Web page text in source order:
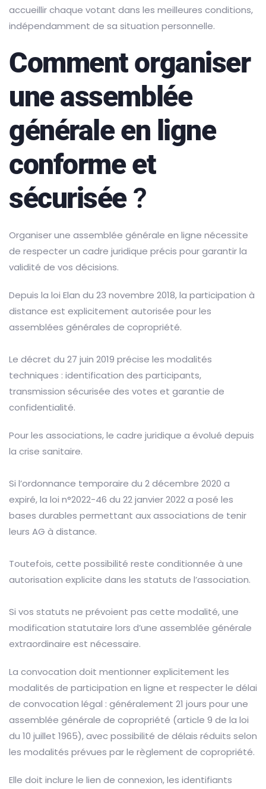
accueillir chaque votant dans les meilleures conditions,
indépendamment de sa situation personnelle.
Comment organiser
une assemblée
générale en ligne
conforme et
sécurisée?
Organiser une assemblée générale en ligne nécessite
de respecter un cadre juridique précis pour garantir la
validité de vos décisions.
Depuis la loi Elan du 23 novembre 2018, la participation à
distance est explicitement autorisée pour les
assemblées générales de copropriété.
Le décret du 27 juin 2019 précise les modalités
techniques : identification des participants,
transmission sécurisée des votes et garantie de
confidentialité.
Pour les associations, le cadre juridique a évolué depuis
la crise sanitaire.
Si l’ordonnance temporaire du 2 décembre 2020 a
expiré, la loi n°2022-46 du 22 janvier 2022 a posé les
bases durables permettant aux associations de tenir
leurs AG à distance.
Toutefois, cette possibilité reste conditionnée à une
autorisation explicite dans les statuts de l’association.
Si vos statuts ne prévoient pas cette modalité, une
modification statutaire lors d’une assemblée générale
extraordinaire est nécessaire.
La convocation doit mentionner explicitement les
modalités de participation en ligne et respecter le délai
de convocation légal : généralement 21 jours pour une
assemblée générale de copropriété (article 9 de la loi
du 10 juillet 1965), avec possibilité de délais réduits selon
les modalités prévues par le règlement de copropriété.
Elle doit inclure le lien de connexion, les identifiants